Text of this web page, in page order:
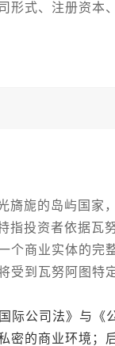
形式、注册资本
旎的岛屿国家
指投资者依据瓦
个商业实体的完
到瓦努阿图特
公司法》与《
密的商业环境；